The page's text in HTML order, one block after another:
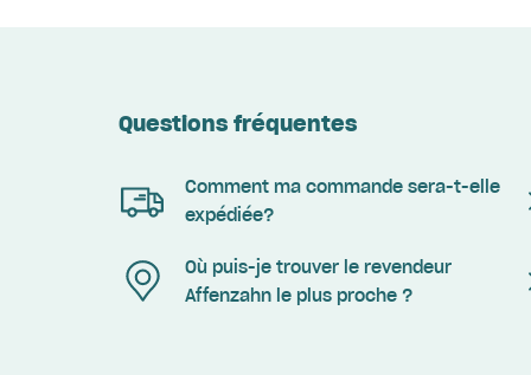
Questions fréquentes
Comment ma commande sera-t-elle
expédiée?
Où puis-je trouver le revendeur
Affenzahn le plus proche ?